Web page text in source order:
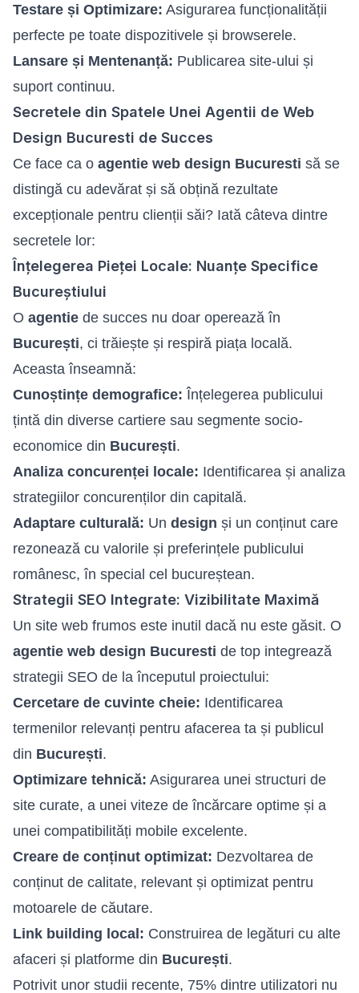
Testare și Optimizare: Asigurarea funcționalității
perfecte pe toate dispozitivele și browserele.
Lansare și Mentenanță: Publicarea site-ului și
suport continuu.
Secretele din Spatele Unei Agentii de Web
Design Bucuresti de Succes
Ce face ca o agentie web design Bucuresti să se
distingă cu adevărat și să obțină rezultate
excepționale pentru clienții săi? Iată câteva dintre
secretele lor:
Înțelegerea Pieței Locale: Nuanțe Specifice
Bucureștiului
O agentie de succes nu doar operează în
București, ci trăiește și respiră piața locală.
Aceasta înseamnă:
Cunoștințe demografice: Înțelegerea publicului
țintă din diverse cartiere sau segmente socio-
economice din București.
Analiza concurenței locale: Identificarea și analiza
strategiilor concurenților din capitală.
Adaptare culturală: Un design și un conținut care
rezonează cu valorile și preferințele publicului
românesc, în special cel bucureștean.
Strategii SEO Integrate: Vizibilitate Maximă
Un site web frumos este inutil dacă nu este găsit. O
agentie web design Bucuresti de top integrează
strategii SEO de la începutul proiectului:
Cercetare de cuvinte cheie: Identificarea
termenilor relevanți pentru afacerea ta și publicul
din București.
Optimizare tehnică: Asigurarea unei structuri de
site curate, a unei viteze de încărcare optime și a
unei compatibilități mobile excelente.
Creare de conținut optimizat: Dezvoltarea de
conținut de calitate, relevant și optimizat pentru
motoarele de căutare.
Link building local: Construirea de legături cu alte
afaceri și platforme din București.
Potrivit unor studii recente, 75% dintre utilizatori nu